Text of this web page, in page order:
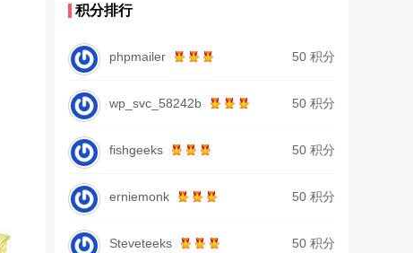
积分排行
phpmailer 50 积分
wp_svc_58242b 50 积分
fishgeeks 50 积分
erniemonk 50 积分
Steveteeks 50 积分